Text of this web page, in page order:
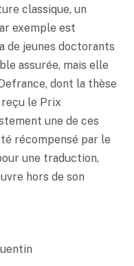
classique, un
exemple est
de jeunes doctorants
assurée, mais elle
dont la thèse
reçu le Prix
une de ces
récompensé par le
une traduction,
hors de son